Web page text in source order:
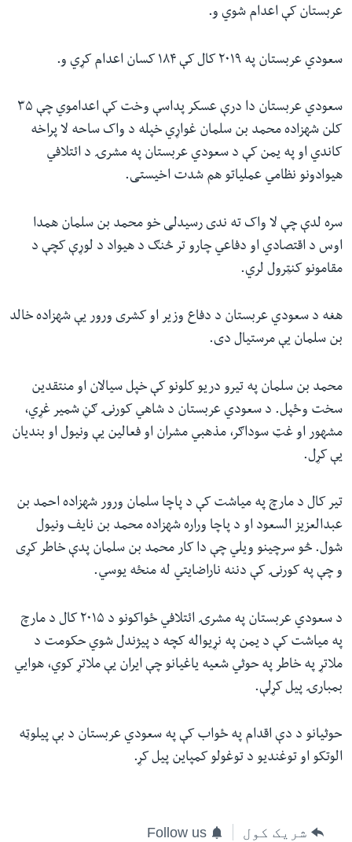
عربستان کې اعدام شوي و.
سعودي عربستان په ۲۰۱۹ کال کې ۱۸۴ کسان اعدام کړي و.
سعودي عربستان دا درې عسکر پداسې وخت کې اعداموي چې ۳۵
کلن شهزاده محمد بن سلمان غواړي خپله د واک ساحه لا پراخه
کاندي او په یمن کې د سعودي عربستان په مشرۍ د ائتلافي
هیوادونو نظامي عملیاتو هم شدت اخیستی.
سره لدې چې لا واک ته ندی رسیدلی خو محمد بن سلمان همدا
اوس د اقتصادي او دفاعي چارو تر څنګ د هیواد د لوړې کچې د
مقامونو کنټرول لري.
هغه د سعودي عربستان د دفاع وزیر او کشری ورور یې شهزاده خالد
بن سلمان یې مرستیال دی.
محمد بن سلمان په تیرو دریو کلونو کې خپل سیالان او منتقدین
سخت وځپل. د سعودي عربستان د شاهي کورنۍ ګڼ شمیر غړي،
مشهور او غټ سوداګر، مذهبي مشران او فعالین یې ونیول او بندیان
یې کړل.
تیر کال د مارچ په میاشت کې د پاچا سلمان ورور شهزاده احمد بن
عبدالعزیز السعود او د پاچا وراره شهزاده محمد بن نایف ونیول
شول. څو سرچینو ویلي چې دا کار محمد بن سلمان پدې خاطر کړی
و چې په کورنۍ کې دننه ناراضایتي له منځه یوسي.
د سعودي عربستان په مشرۍ ائتلافي ځواکونو د ۲۰۱۵ کال د مارچ
په میاشت کې د یمن په نړیواله کچه د پیژندل شوي حکومت د
ملاتړ په خاطر په حوثي شعیه یاغیانو چې ایران یې ملاتړ کوي، هوایي
بمبارۍ پیل کړلې.
حوثیانو د دې اقدام په ځواب کې په سعودي عربستان د بې پیلوټه
الوتکو او توغندیو د توغولو کمپاین پیل کړ.
شریک کول Follow us